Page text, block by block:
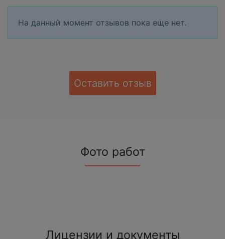
На данный момент отзывов пока еще нет.
Оставить отзыв
Фото работ
Лицензии и документы